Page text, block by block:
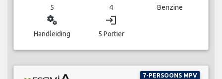
5 4 Benzine
miscellaneous_services
Handleiding
login
5 Portier
7-PERSOONS MPV